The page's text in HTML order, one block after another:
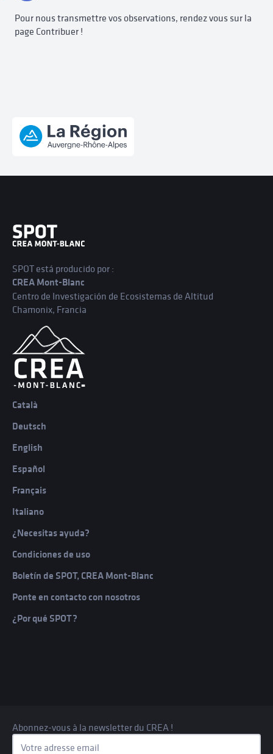
Acerca de
Pour nous transmettre vos observations, rendez vous sur la
page Contribuer !
SPOT está producido por :
CREA Mont-Blanc
Centro de Investigación de Ecosistemas de Altitud
Chamonix, Francia
Català
Deutsch
English
Español
Français
Italiano
¿Necesitas ayuda?
Condiciones de uso
Boletín de SPOT, CREA Mont-Blanc
Ponte en contacto con nosotros
¿Por qué SPOT?
Abonnez-vous à la newsletter du CREA !